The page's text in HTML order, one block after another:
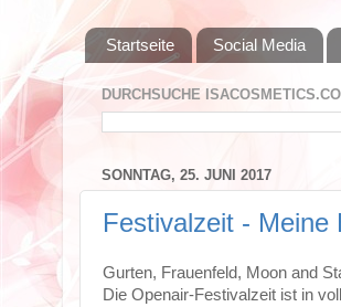
Startseite Social Media
DURCHSUCHE
SONNTAG, 25. JUNI 2017
Festivalzeit - Meine
Gurten, Frauenfeld, Moon and
Die Openair-Festivalzeit ist in